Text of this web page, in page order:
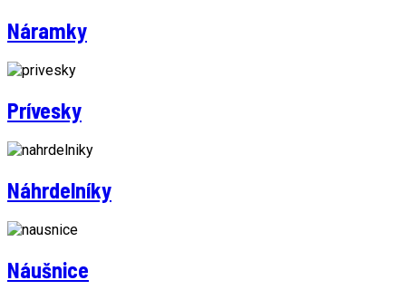
Náramky
Prívesky
Náhrdelníky
Náušnice